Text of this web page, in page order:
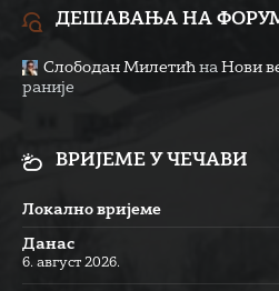
ДЕШАВАЊА НА
Слободан Милетић на Нови
раније
ВРИЈЕМЕ У ЧЕЧАВИ
Локално вријеме
Данас
6. август 2026.